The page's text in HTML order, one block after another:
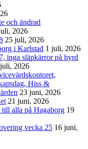
och ändrad
2026
25 juli, 2026
i Karlstad 1 juli, 2026
inga släpkärror på hyrd
2026
Hiss &
23 juni, 2026
21 juni, 2026
alla på Hagaborg 19
vecka 25 16 juni,